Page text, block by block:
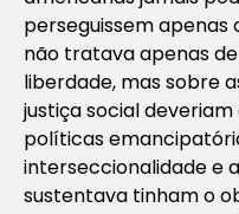
perseguissem apenas
não tratava apenas
liberdade, mas sobre
justiça social
políticas
interseccionalidade e
sustentava tinham o